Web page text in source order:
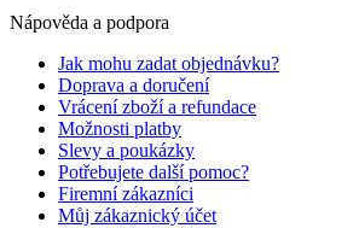
Nápověda a podpora
Jak mohu zadat objednávku?
Doprava a doručení
Vrácení zboží a refundace
Možnosti platby
Slevy a poukázky
Potřebujete další pomoc?
Firemní zákazníci
Můj zákaznický účet